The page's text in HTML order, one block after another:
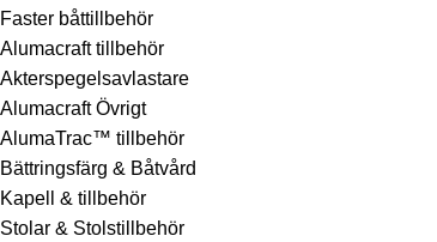
Faster båttillbehör
Alumacraft tillbehör
Akterspegelsavlastare
Alumacraft Övrigt
AlumaTrac™ tillbehör
Bättringsfärg & Båtvård
Kapell & tillbehör
Stolar & Stolstillbehör